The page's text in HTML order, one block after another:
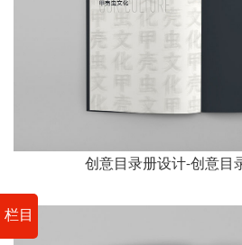
栏目
创意目录册设计-创意目